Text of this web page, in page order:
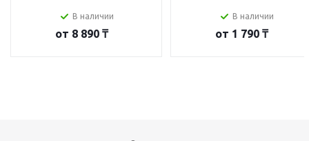
В наличии
от 8 890 ₸
В наличии
от 1 790 ₸